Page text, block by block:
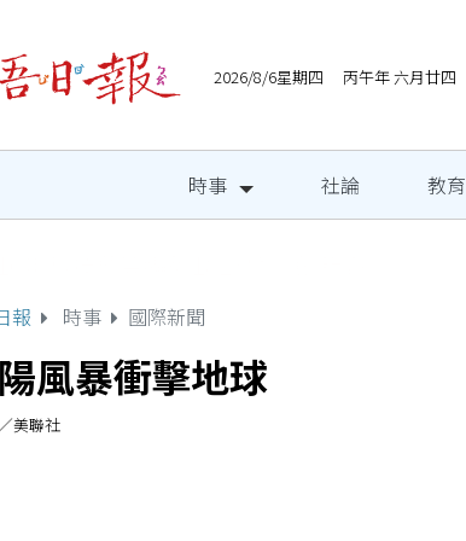
2026/8/6星期四 丙午年 六月廿四
時事 社論 教育
報 時事 國際新聞
風暴衝擊地球
美聯社